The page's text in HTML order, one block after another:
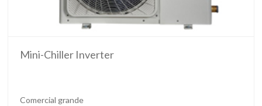
Mini-Chiller Inverter
Comercial grande